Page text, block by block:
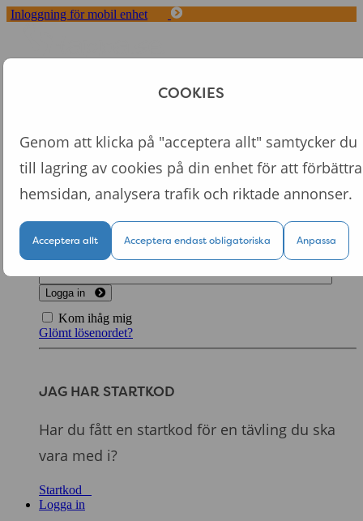
Inloggning för mobil enhet
Logga in
Logga in till din personliga sida
Logga in
Kom ihåg mig
Glömt lösenordet?
JAG HAR STARTKOD
Har du fått en startkod för en tävling du ska
vara med i?
Startkod
Logga in
COOKIES
Genom att klicka på "acceptera allt" samtycker du
till lagring av cookies på din enhet för att förbättra
hemsidan, analysera trafik och riktade annonser.
Acceptera allt Acceptera endast obligatoriska Anpassa